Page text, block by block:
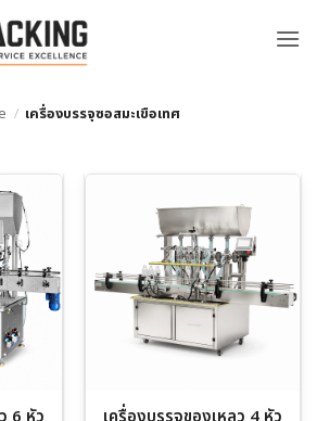
/ เครื่องบรรจุซอสมะเขือเทศ